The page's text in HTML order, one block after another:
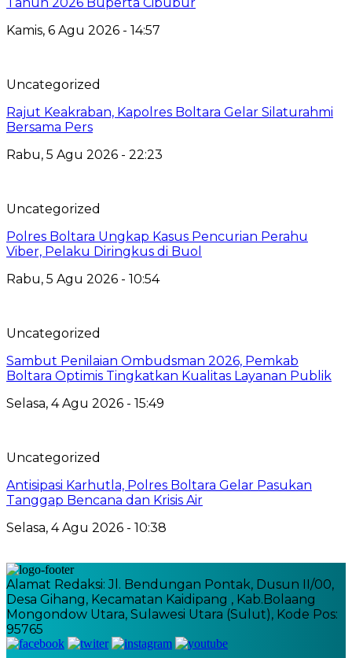
Kamis, 6 Agu 2026 - 14:57
Uncategorized
Rajut Keakraban, Kapolres Boltara Gelar Silaturahmi
Bersama Pers
Rabu, 5 Agu 2026 - 22:23
Uncategorized
Polres Boltara Ungkap Kasus Pencurian Perahu
Viber, Pelaku Diringkus di Buol
Rabu, 5 Agu 2026 - 10:54
Uncategorized
Sambut Penilaian Ombudsman 2026, Pemkab
Boltara Optimis Tingkatkan Kualitas Layanan Publik
Selasa, 4 Agu 2026 - 15:49
Uncategorized
Antisipasi Karhutla, Polres Boltara Gelar Pasukan
Tanggap Bencana dan Krisis Air
Selasa, 4 Agu 2026 - 10:38
Alamat Redaksi: Jl. Bendungan Pontak, Dusun II/00,
Desa Gihang, Kecamatan Kaidipang , Kab.Bolaang
Mongondow Utara, Sulawesi Utara (Sulut), Kode Pos:
95765